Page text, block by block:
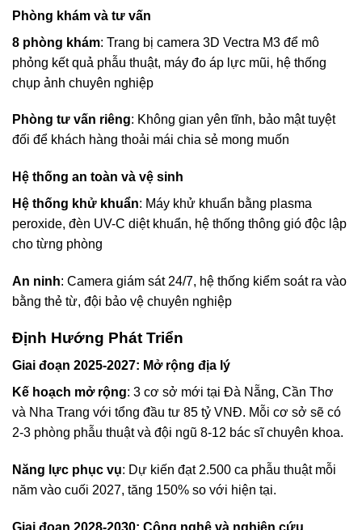
Phòng khám và tư vấn
8 phòng khám: Trang bị camera 3D Vectra M3 để mô
phỏng kết quả phẫu thuật, máy đo áp lực mũi, hệ thống
chụp ảnh chuyên nghiệp
Phòng tư vấn riêng: Không gian yên tĩnh, bảo mật tuyệt
đối để khách hàng thoải mái chia sẻ mong muốn
Hệ thống an toàn và vệ sinh
Hệ thống khử khuẩn: Máy khử khuẩn bằng plasma
peroxide, đèn UV-C diệt khuẩn, hệ thống thông gió độc lập
cho từng phòng
An ninh: Camera giám sát 24/7, hệ thống kiểm soát ra vào
bằng thẻ từ, đội bảo vệ chuyên nghiệp
Định Hướng Phát Triển
Giai đoạn 2025-2027: Mở rộng địa lý
Kế hoạch mở rộng: 3 cơ sở mới tại Đà Nẵng, Cần Thơ
và Nha Trang với tổng đầu tư 85 tỷ VNĐ. Mỗi cơ sở sẽ có
2-3 phòng phẫu thuật và đội ngũ 8-12 bác sĩ chuyên khoa.
Năng lực phục vụ: Dự kiến đạt 2.500 ca phẫu thuật mỗi
năm vào cuối 2027, tăng 150% so với hiện tại.
Giai đoạn 2028-2030: Công nghệ và nghiên cứu